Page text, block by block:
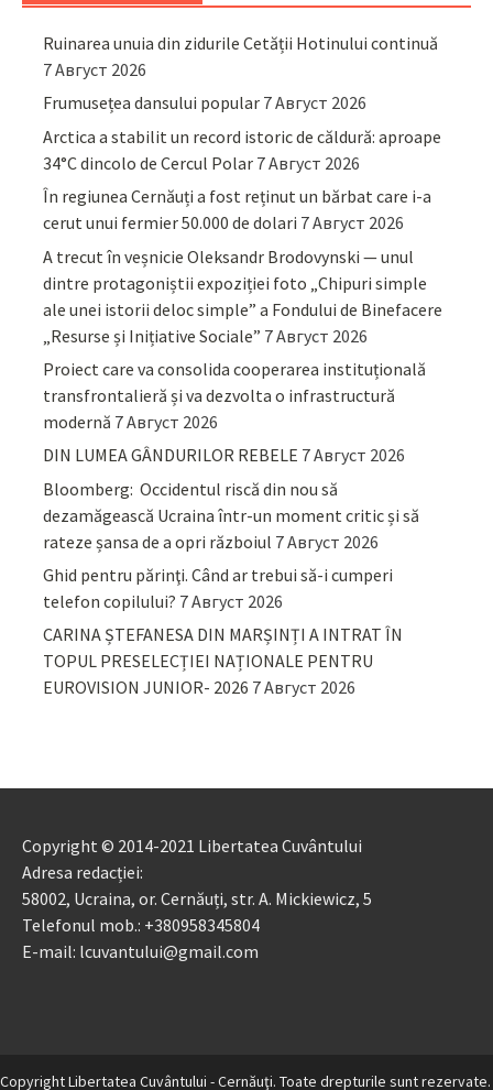
Ruinarea unuia din zidurile Cetății Hotinului continuă
7 Август 2026
Frumusețea dansului popular 7 Август 2026
Arctica a stabilit un record istoric de căldură: aproape
34°C dincolo de Cercul Polar 7 Август 2026
În regiunea Cernăuți a fost reținut un bărbat care i-a
cerut unui fermier 50.000 de dolari 7 Август 2026
A trecut în veșnicie Oleksandr Brodovynski — unul
dintre protagoniștii expoziției foto „Chipuri simple
ale unei istorii deloc simple” a Fondului de Binefacere
„Resurse și Inițiative Sociale” 7 Август 2026
Proiect care va consolida cooperarea instituțională
transfrontalieră și va dezvolta o infrastructură
modernă 7 Август 2026
DIN LUMEA GÂNDURILOR REBELE 7 Август 2026
Bloomberg: Occidentul riscă din nou să
dezamăgească Ucraina într-un moment critic și să
rateze șansa de a opri războiul 7 Август 2026
Ghid pentru părinţi. Când ar trebui să-i cumperi
telefon copilului? 7 Август 2026
CARINA ȘTEFANESA DIN MARȘINȚI A INTRAT ÎN
TOPUL PRESELECȚIEI NAȚIONALE PENTRU
EUROVISION JUNIOR- 2026 7 Август 2026
Copyright © 2014-2021 Libertatea Cuvântului
Adresa redacției:
58002, Ucraina, or. Cernăuți, str. A. Mickiewicz, 5
Telefonul mob.: +380958345804
E-mail: lcuvantului@gmail.com
Copyright Libertatea Cuvântului - Cernăuţi. Toate drepturile sunt rezervate.